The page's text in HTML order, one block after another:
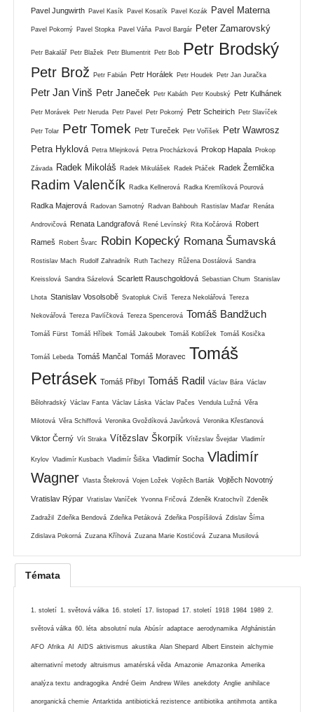
Pavel Jungwirth Pavel Kasík Pavel Kosatík Pavel Kozák Pavel Materna
Pavel Pokorný Pavel Stopka Pavel Váňa Pavol Bargár Peter Zamarovský
Petr Bakalář Petr Blažek Petr Blumentrit Petr Bob Petr Brodský
Petr Brož Petr Fabián Petr Horálek Petr Houdek Petr Jan Juračka
Petr Jan Vinš Petr Janeček Petr Kabáth Petr Koubský Petr Kulhánek
Petr Morávek Petr Neruda Petr Pavel Petr Pokorný Petr Scheirich Petr Slavíček
Petr Tolar Petr Tomek Petr Tureček Petr Voříšek
Petr Wawrosz
Petra Hyklová Petra Mlejnková Petra Procházková Prokop Hapala Prokop
Závada Radek Mikoláš Radek Mikulášek Radek Ptáček Radek Žemlička
Radim Valenčík Radka Kellnerová Radka Kremlíková Pourová
Radka Majerová Radovan Samotný Radvan Bahbouh Rastislav Maďar Renáta
Androvičová Renata Landgrafová René Levínský Rita Kočárová Robert
Rameš Robert Švarc Robin Kopecký Romana Šumavská
Rostislav Mach Rudolf Zahradník Ruth Tachezy Růžena Dostálová Sandra
Kreisslová Sandra Sázelová Scarlett Rauschgoldová Sebastian Chum Stanislav
Lhota Stanislav Vosolsobě Svatopluk Civiš Tereza Nekolářová Tereza
Nekovářová Tereza Pavlíčková Tereza Spencerová Tomáš Bandžuch
Tomáš Fürst Tomáš Hříbek Tomáš Jakoubek Tomáš Koblížek Tomáš Kosička
Tomáš Lebeda Tomáš Mančal Tomáš Moravec Tomáš
Petrásek Tomáš Přibyl Tomáš Radil Václav Bára Václav
Bělohradský Václav Fanta Václav Láska Václav Pačes Vendula Lužná Věra
Milotová Věra Schiffová Veronika Gvoždíková Javůrková Veronika Křesťanová
Viktor Černý Vít Straka Vítězslav Škorpík Vítězslav Švejdar Vladimír
Krylov Vladimír Kusbach Vladimír Šiška Vladimír Socha Vladimír
Wagner Vlasta Štekrová Vojen Ložek Vojtěch Barták Vojtěch Novotný
Vratislav Rýpar Vratislav Vaníček Yvonna Fričová Zdeněk Kratochvíl Zdeněk
Zadražil Zdeňka Bendová Zdeňka Petáková Zdeňka Pospíšilová Zdislav Šíma
Zdislava Pokorná Zuzana Kříhová Zuzana Marie Kostićová Zuzana Musilová
Témata
1. století 1. světová válka 16. století 17. listopad 17. století 1918 1984 1989 2.
světová válka 60. léta absolutní nula Abúsír adaptace aerodynamika Afghánistán
AFO Afrika AI AIDS aktivismus akustika Alan Shepard Albert Einstein alchymie
alternativní metody altruismus amatérská věda Amazonie Amazonka Amerika
analýza textu andragogika André Geim Andrew Wiles anekdoty Anglie anihilace
anorganická chemie Antarktida antibiotická rezistence antibiotika antihmota antika